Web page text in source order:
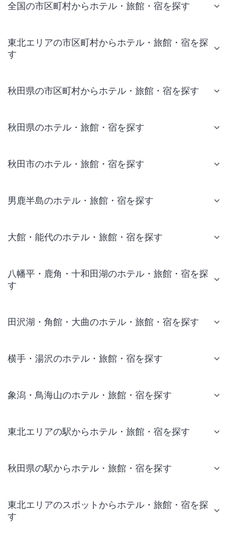
全国の市区町村からホテル・旅館・宿を探す
東北エリアの市区町村からホテル・旅館・宿を探
す
秋田県の市区町村からホテル・旅館・宿を探す
秋田県のホテル・旅館・宿を探す
秋田市のホテル・旅館・宿を探す
男鹿半島のホテル・旅館・宿を探す
大館・能代のホテル・旅館・宿を探す
八幡平・鹿角・十和田湖のホテル・旅館・宿を探
す
田沢湖・角館・大曲のホテル・旅館・宿を探す
横手・湯沢のホテル・旅館・宿を探す
象潟・鳥海山のホテル・旅館・宿を探す
東北エリアの駅からホテル・旅館・宿を探す
秋田県の駅からホテル・旅館・宿を探す
東北エリアのスポットからホテル・旅館・宿を探
す